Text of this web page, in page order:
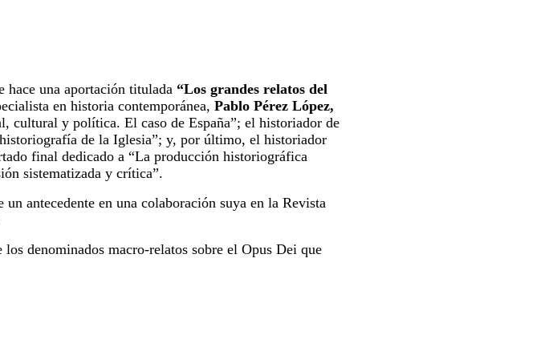
hace una aportación titulada “Los grandes relatos del
en historia contemporánea, Pablo Pérez López,
cultural y política. El caso de España”; el historiador de
de la Iglesia”; y, por último, el historiador
final dedicado a “La producción historiográfica
sistematizada y crítica”.
antecedente en una colaboración suya en la Revista
denominados macro-relatos sobre el Opus Dei que